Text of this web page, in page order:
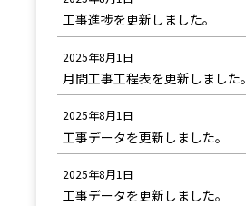
工事進捗を更新しました。
2025年8月1日
月間工事工程表を更新しました。
2025年8月1日
工事データを更新しました。
2025年8月1日
工事データを更新しました。